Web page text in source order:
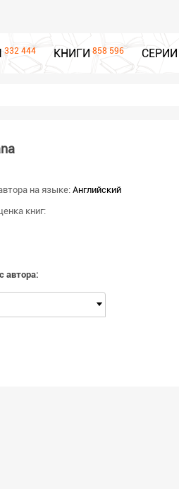
332 444 КНИГИ 858 596 СЕРИИ
на языке:Английский
книг:
автора: